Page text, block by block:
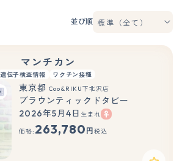
並び順
マンチカン
遺伝子検査情報 ワクチン接種
東京都 Coo&RIKU下北沢店
ブラウンティックドタビー
2026年5月4日 生まれ
価格: 263,780 円 税込